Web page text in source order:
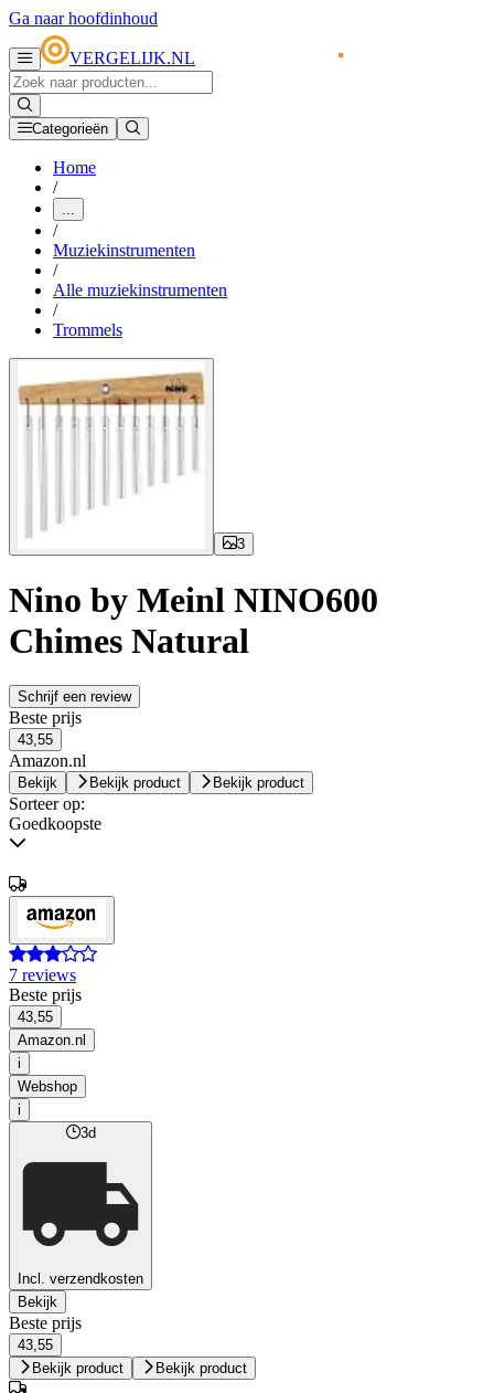
Ga naar hoofdinhoud
VERGELIJK.NL
Categorieën
Home
/
...
/
Muziekinstrumenten
/
Alle muziekinstrumenten
/
Trommels
3
Nino by Meinl NINO600
Chimes Natural
Schrijf een review
Beste prijs
43,55
Amazon.nl
Bekijk Bekijk product Bekijk product
Sorteer op:
Goedkoopste
7 reviews
Beste prijs
43,55
Amazon.nl
i
Webshop
i
3d
Incl. verzendkosten
Bekijk
Beste prijs
43,55
Bekijk product
Bekijk product